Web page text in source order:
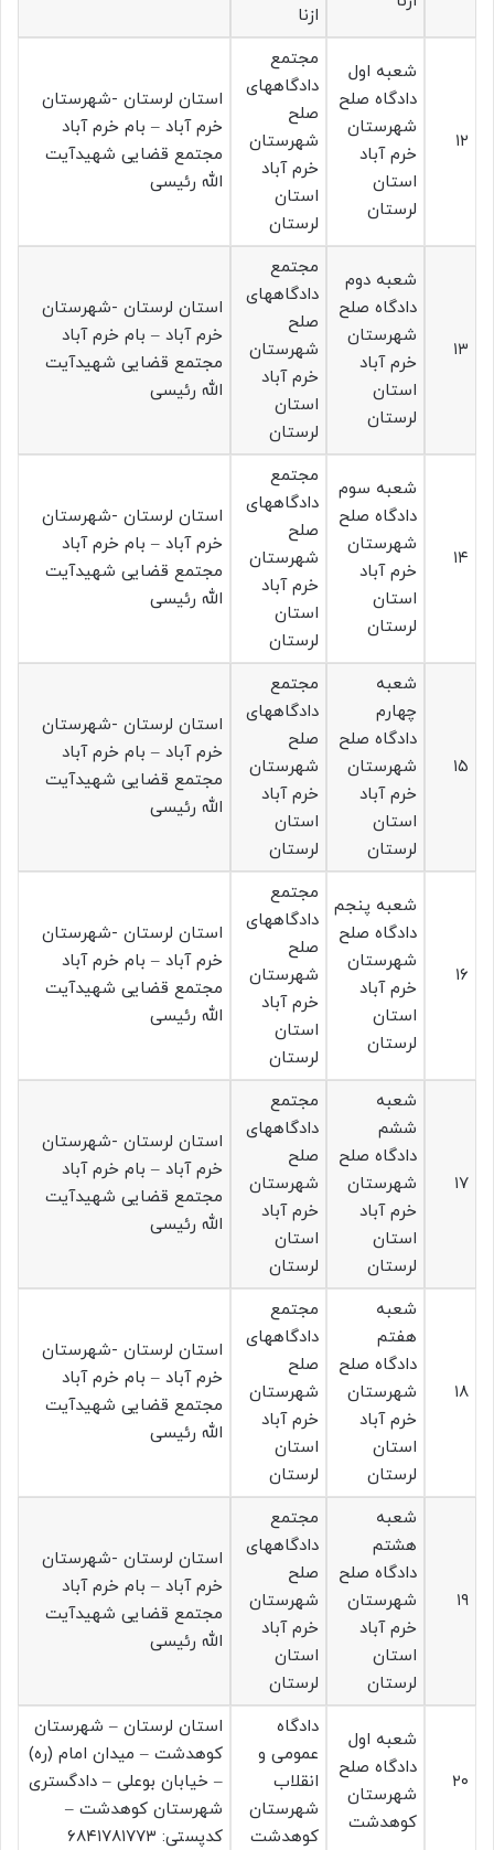
ازنا
۱۲
شعبه اول
دادگاه صلح
شهرستان
خرم آباد
استان
لرستان
مجتمع
دادگاههای
صلح
شهرستان
خرم آباد
استان
لرستان
استان لرستان -شهرستان
خرم آباد – بام خرم آباد
مجتمع قضایی شهیدآیت
الله رئیسی
۱۳
شعبه دوم
دادگاه صلح
شهرستان
خرم آباد
استان
لرستان
مجتمع
دادگاههای
صلح
شهرستان
خرم آباد
استان
لرستان
استان لرستان -شهرستان
خرم آباد – بام خرم آباد
مجتمع قضایی شهیدآیت
الله رئیسی
۱۴
شعبه سوم
دادگاه صلح
شهرستان
خرم آباد
استان
لرستان
مجتمع
دادگاههای
صلح
شهرستان
خرم آباد
استان
لرستان
استان لرستان -شهرستان
خرم آباد – بام خرم آباد
مجتمع قضایی شهیدآیت
الله رئیسی
۱۵
شعبه
چهارم
دادگاه صلح
شهرستان
خرم آباد
استان
لرستان
مجتمع
دادگاههای
صلح
شهرستان
خرم آباد
استان
لرستان
استان لرستان -شهرستان
خرم آباد – بام خرم آباد
مجتمع قضایی شهیدآیت
الله رئیسی
۱۶
شعبه پنجم
دادگاه صلح
شهرستان
خرم آباد
استان
لرستان
مجتمع
دادگاههای
صلح
شهرستان
خرم آباد
استان
لرستان
استان لرستان -شهرستان
خرم آباد – بام خرم آباد
مجتمع قضایی شهیدآیت
الله رئیسی
۱۷
شعبه
ششم
دادگاه صلح
شهرستان
خرم آباد
استان
لرستان
مجتمع
دادگاههای
صلح
شهرستان
خرم آباد
استان
لرستان
استان لرستان -شهرستان
خرم آباد – بام خرم آباد
مجتمع قضایی شهیدآیت
الله رئیسی
۱۸
شعبه
هفتم
دادگاه صلح
شهرستان
خرم آباد
استان
لرستان
مجتمع
دادگاههای
صلح
شهرستان
خرم آباد
استان
لرستان
استان لرستان -شهرستان
خرم آباد – بام خرم آباد
مجتمع قضایی شهیدآیت
الله رئیسی
۱۹
شعبه
هشتم
دادگاه صلح
شهرستان
خرم آباد
استان
لرستان
مجتمع
دادگاههای
صلح
شهرستان
خرم آباد
استان
لرستان
استان لرستان -شهرستان
خرم آباد – بام خرم آباد
مجتمع قضایی شهیدآیت
الله رئیسی
۲۰
شعبه اول
دادگاه صلح
شهرستان
کوهدشت
دادگاه
عمومی و
انقلاب
شهرستان
کوهدشت
استان لرستان – شهرستان
کوهدشت – میدان امام (ره)
– خیابان بوعلی – دادگستری
شهرستان کوهدشت –
کدپستی: ۶۸۴۱۷۸۱۷۷۳